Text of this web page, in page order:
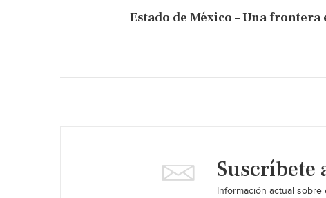
Estado de México – Una
Suscríbete
Información actual